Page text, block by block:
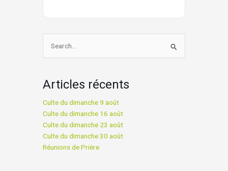
Rechercher :
Articles récents
Culte du dimanche 9 août
Culte du dimanche 16 août
Culte du dimanche 23 août
Culte du dimanche 30 août
Réunions de Prière